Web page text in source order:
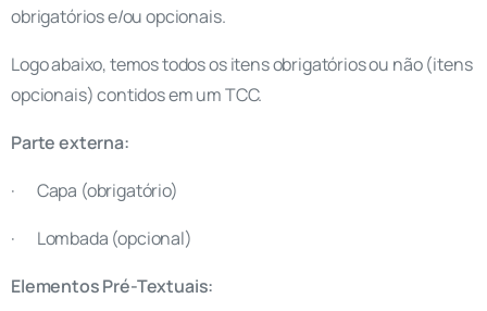
obrigatórios e/ou opcionais.
Logo abaixo, temos todos os itens obrigatórios ou não (itens
opcionais) contidos em um TCC.
Parte externa:
· Capa (obrigatório)
· Lombada (opcional)
Elementos Pré-Textuais: